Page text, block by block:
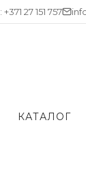
: +371 27 151 757
КАТАЛОГ